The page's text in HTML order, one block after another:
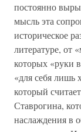
постоянно
мысль эта
историческое
литературе, от
которых «руки
«для себя лишь
который
Ставрогина,
наслаждения в